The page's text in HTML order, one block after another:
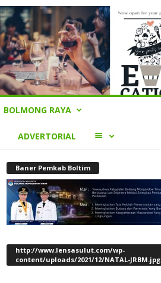
BOLMONG RAYA
ADVERTORIAL LAINNYA
Baner Pemkab Boltim
http://www.lensasulut.com/wp-
content/uploads/2021/12/NATAL-JRBM.jpg